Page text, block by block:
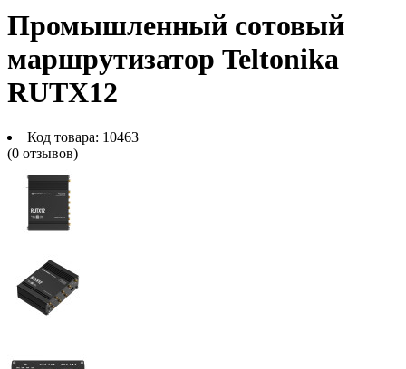
Промышленный сотовый
маршрутизатор Teltonika
RUTX12
Код товара: 10463
(0 отзывов)